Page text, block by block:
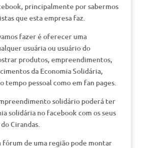
principalmente por sabermos
que esta empresa faz.
fazer é oferecer uma
usuária ou usuário do
produtos, empreendimentos,
da Economia Solidária,
tempo pessoal como em fan pages.
solidário poderá ter
solidária no facebook com os seus
Cirandas.
de uma região pode montar